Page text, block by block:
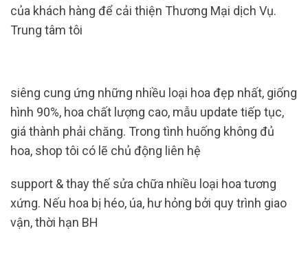
của khách hàng để cải thiện Thương Mại dịch Vụ.
Trung tâm tôi
siêng cung ứng những nhiều loại hoa đẹp nhất, giống
hình 90%, hoa chất lượng cao, mẫu update tiếp tục,
giá thành phải chăng. Trong tình huống không đủ
hoa, shop tôi có lẽ chủ động liên hệ
support & thay thế sửa chữa nhiều loại hoa tương
xứng. Nếu hoa bị héo, úa, hư hỏng bởi quy trình giao
vận, thời hạn BH